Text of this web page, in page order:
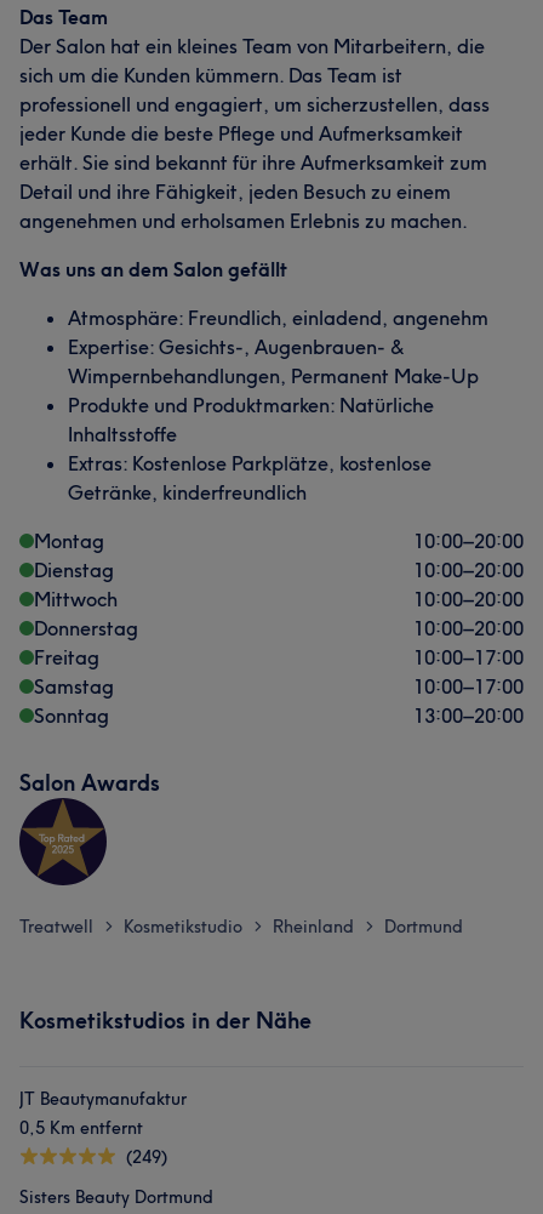
Das Team
Der Salon hat ein kleines Team von Mitarbeitern, die
sich um die Kunden kümmern. Das Team ist
professionell und engagiert, um sicherzustellen, dass
jeder Kunde die beste Pflege und Aufmerksamkeit
erhält. Sie sind bekannt für ihre Aufmerksamkeit zum
Detail und ihre Fähigkeit, jeden Besuch zu einem
angenehmen und erholsamen Erlebnis zu machen.
Was uns an dem Salon gefällt
Atmosphäre: Freundlich, einladend, angenehm
Expertise: Gesichts-, Augenbrauen- &
Wimpernbehandlungen, Permanent Make-Up
Produkte und Produktmarken: Natürliche
Inhaltsstoffe
Extras: Kostenlose Parkplätze, kostenlose
Getränke, kinderfreundlich
Montag
10:00–20:00
Dienstag
10:00–20:00
Mittwoch
10:00–20:00
Donnerstag
10:00–20:00
Freitag
10:00–17:00
Samstag
10:00–17:00
Sonntag
13:00–20:00
Salon Awards
Treatwell > Kosmetikstudio > Rheinland > Dortmund
Kosmetikstudios in der Nähe
JT Beautymanufaktur
0,5 Km entfernt
(249)
Sisters Beauty Dortmund